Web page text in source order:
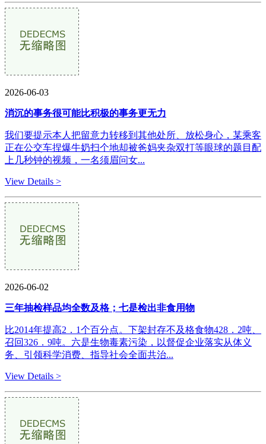
2026-06-03
消沉的事务很可能比积极的事务更无力
我们要提示本人把留意力转移到其他处所、放松身心，某乘客
正在公交车捏爆牛奶扫个地却被爸妈夹杂双打等眼球的题目配
上几秒钟的视频，一名须眉问女...
View Details >
2026-06-02
三年抽检样品均全数及格；七是检出非食用物
比2014年提高2．1个百分点。下架封存不及格食物428．2吨、
召回326．9吨。六是生物毒素污染，以督促企业落实从体义
务、引领科学消费、指导社会全面共治...
View Details >